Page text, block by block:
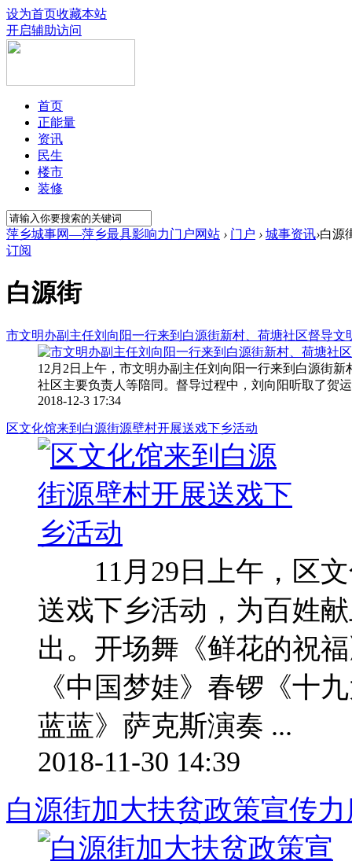
设为首页收藏本站
开启辅助访问
首页
正能量
资讯
民生
楼市
装修
萍乡城事网—萍乡最具影响力门户网站 › 门户 › 城事资讯›白源
订阅
白源街
市文明办副主任刘向阳一行来到白源街新村、荷塘社区督导文
12月2日上午，市文明办副主任刘向阳一行来到白源街
社区主要负责人等陪同。督导过程中，刘向阳听取了贺
2018-12-3 17:34
区文化馆来到白源街源壁村开展送戏下乡活动
11月29日上午，区文
送戏下乡活动，为百姓
出。开场舞《鲜花的祝
《中国梦娃》春锣《十
蓝蓝》萨克斯演奏 ...
2018-11-30 14:39
白源街加大扶贫政策宣传